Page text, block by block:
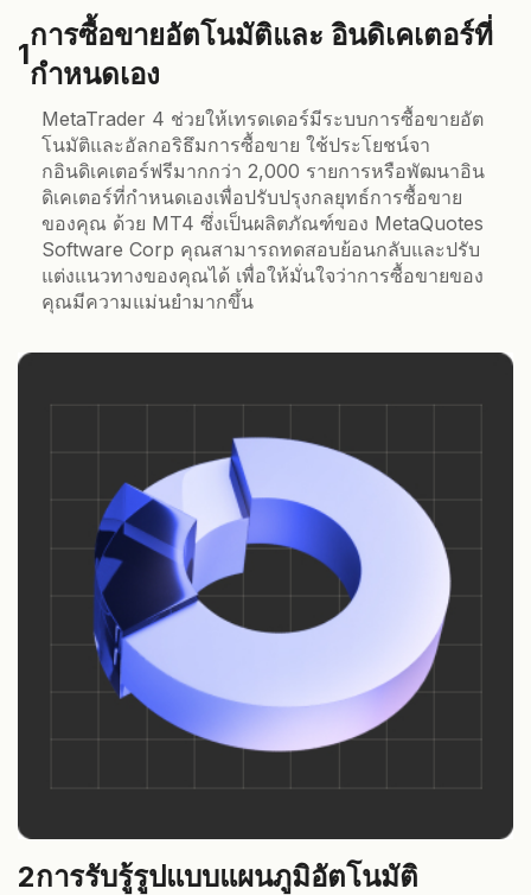
1
การซื้อขายอัตโนมัติและ อินดิเคเตอร์ที่
กำหนดเอง
MetaTrader 4 ช่วยให้เทรดเดอร์มีระบบการซื้อขายอัต
โนมัติและอัลกอริธึมการซื้อขาย ใช้ประโยชน์จา
กอินดิเคเตอร์ฟรีมากกว่า 2,000 รายการหรือพัฒนาอิน
ดิเคเตอร์ที่กำหนดเองเพื่อปรับปรุงกลยุทธ์การซื้อขาย
ของคุณ ด้วย MT4 ซึ่งเป็นผลิตภัณฑ์ของ MetaQuotes
Software Corp คุณสามารถทดสอบย้อนกลับและปรับ
แต่งแนวทางของคุณได้ เพื่อให้มั่นใจว่าการซื้อขายของ
คุณมีความแม่นยำมากขึ้น
2การรับรู้รูปแบบแผนภูมิอัตโนมัติ